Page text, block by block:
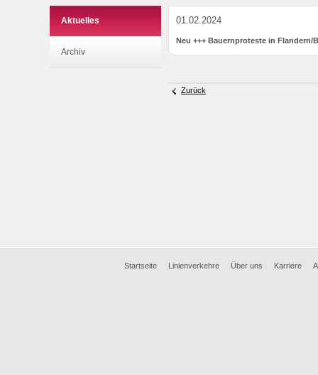
Aktuelles
Archiv
01.02.2024
Neu +++ Bauernproteste in
Zurück
Startseite Linienverkehre Über uns Karriere